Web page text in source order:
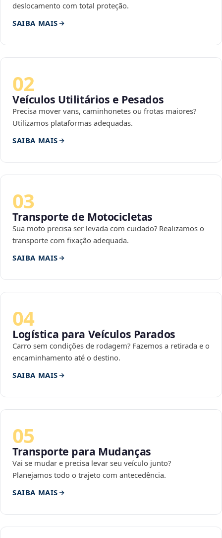
deslocamento com total proteção.
SAIBA MAIS
02
Veículos Utilitários e Pesados
Precisa mover vans, caminhonetes ou frotas maiores?
Utilizamos plataformas adequadas.
SAIBA MAIS
03
Transporte de Motocicletas
Sua moto precisa ser levada com cuidado? Realizamos o
transporte com fixação adequada.
SAIBA MAIS
04
Logística para Veículos Parados
Carro sem condições de rodagem? Fazemos a retirada e o
encaminhamento até o destino.
SAIBA MAIS
05
Transporte para Mudanças
Vai se mudar e precisa levar seu veículo junto?
Planejamos todo o trajeto com antecedência.
SAIBA MAIS